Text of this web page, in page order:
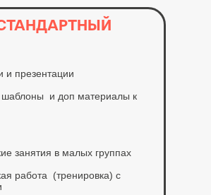
и презентации
шаблоны и доп материалы к
занятия в малых группах
работа (тренировка) с